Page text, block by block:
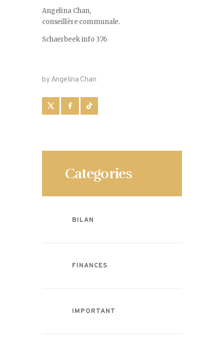
Angelina Chan,
conseillère communale.
Schaerbeek info 376
by Angelina Chan
Categories
BILAN
FINANCES
IMPORTANT